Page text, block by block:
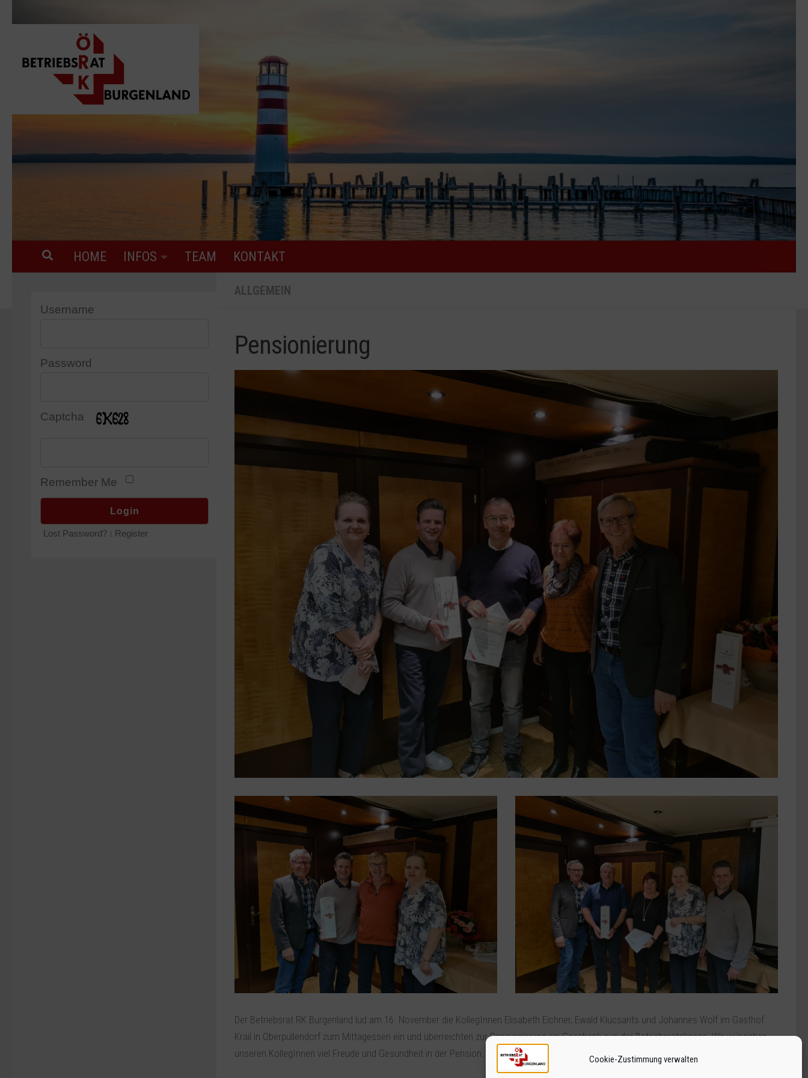
Cookie-Zustimmung verwalten
HOME INFOS TEAM KONTAKT
ALLGEMEIN
Pensionierung
Der Betriebsrat RK Burgenland lud am 16. November die KollegInnen Elisabeth Eichner, Ewald Klucsarits und Johannes Wolf im Gasthof
Krail in Oberpullendorf zum Mittagessen ein und überreichten zur Pensionierung ein Geschenk aus der Betriebsratskassa. Wir wünschen
unseren KollegInnen viel Freude und Gesundheit in der Pension.
Username
Password
Captcha
Remember Me
Lost Password? | Register